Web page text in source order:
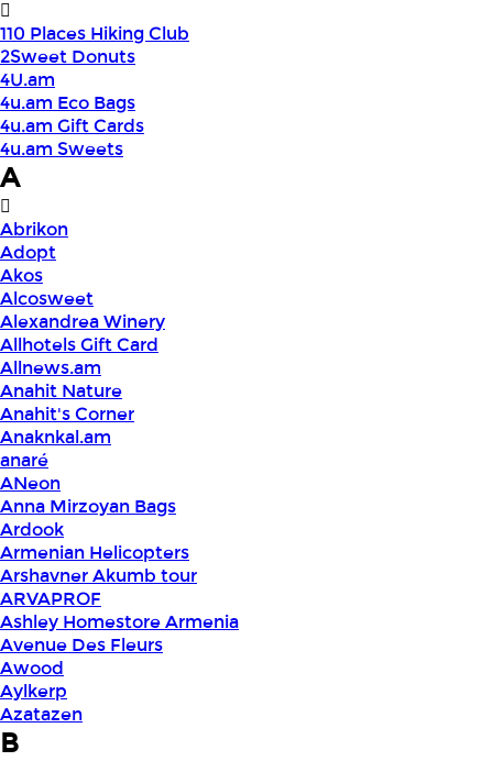
110 Places Hiking Club
2Sweet Donuts
4U.am
4u.am Eco Bags
4u.am Gift Cards
4u.am Sweets
A
Abrikon
Adopt
Akos
Alcosweet
Alexandrea Winery
Allhotels Gift Card
Allnews.am
Anahit Nature
Anahit's Corner
Anaknkal.am
anaré
ANeon
Anna Mirzoyan Bags
Ardook
Armenian Helicopters
Arshavner Akumb tour
ARVAPROF
Ashley Homestore Armenia
Avenue Des Fleurs
Awood
Aylkerp
Azatazen
B